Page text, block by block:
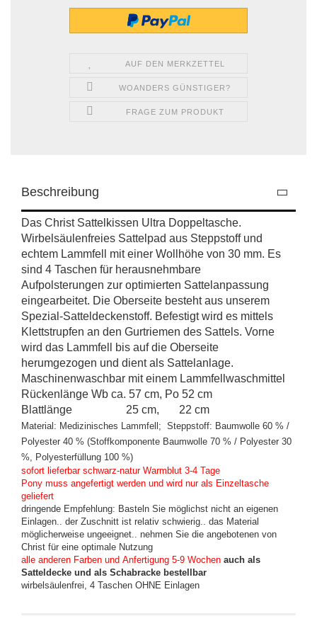
AUF DEN MERKZETTEL
WOANDERS GÜNSTIGER?
FRAGE ZUM PRODUKT
Beschreibung
Das Christ Sattelkissen Ultra Doppeltasche.
Wirbelsäulenfreies Sattelpad aus Steppstoff und
echtem Lammfell mit einer Wollhöhe von 30 mm. Es
sind 4 Taschen für herausnehmbare
Aufpolsterungen zur optimierten Sattelanpassung
eingearbeitet. Die Oberseite besteht aus unserem
Spezial-Satteldeckenstoff. Befestigt wird es mittels
Klettstrupfen an den Gurtriemen des Sattels. Vorne
wird das Lammfell bis auf die Oberseite
herumgezogen und dient als Sattelanlage.
Maschinenwaschbar mit einem Lammfellwaschmittel
Rückenlänge Wb ca. 57 cm, Po 52 cm
Blattlänge 25 cm, 22 cm
Material: Medizinisches Lammfell; Steppstoff: Baumwolle 60 % /
Polyester 40 % (Stoffkomponente Baumwolle 70 % / Polyester 30
%, Polyesterfüllung 100 %)
sofort lieferbar schwarz-natur Warmblut 3-4 Tage
Pony muss angefertigt werden und wird nur als Einzeltasche
geliefert
dringende Empfehlung: Basteln Sie möglichst nicht an eigenen
Einlagen.. der Zuschnitt ist relativ schwierig.. das Material
möglicherweise ungeeignet.. nehmen Sie die angebotenen von
Christ für eine optimale Nutzung
alle anderen Farben und Anfertigung 5-9 Wochen auch als
Satteldecke und als Schabracke bestellbar
wirbelsäulenfrei, 4 Taschen OHNE Einlagen